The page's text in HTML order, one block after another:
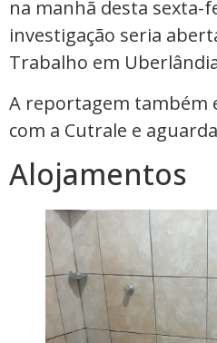
na manhã desta sexta-
investigação seria
Trabalho em
A reportagem também
com a Cutrale e
Alojamentos